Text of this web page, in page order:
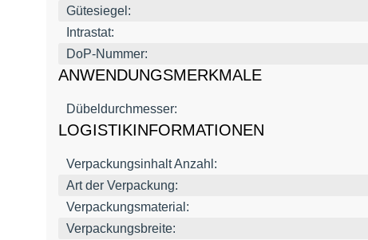
Gütesiegel:
Intrastat:
DoP-Nummer:
ANWENDUNGSMERKMALE
Dübeldurchmesser:
LOGISTIKINFORMATIONEN
Verpackungsinhalt Anzahl:
Art der Verpackung:
Verpackungsmaterial:
Verpackungsbreite: